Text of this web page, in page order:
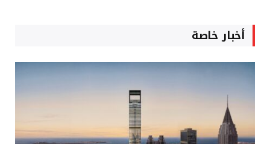
أخبار خاصة